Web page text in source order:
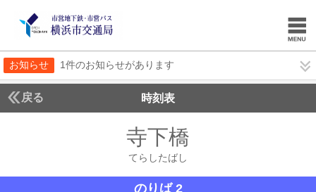
お知らせ 1件のお知らせがあります
戻る 時刻表
寺下橋
てらしたばし
のりば 2